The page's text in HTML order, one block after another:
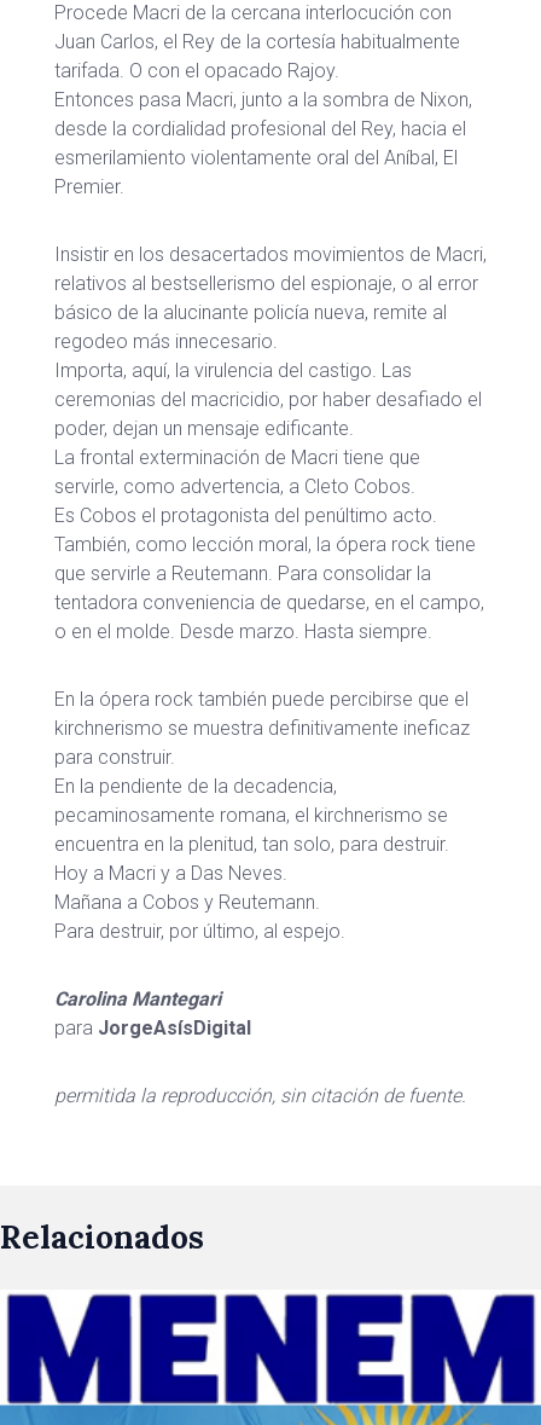
Procede Macri de la cercana interlocución con
Juan Carlos, el Rey de la cortesía habitualmente
tarifada. O con el opacado Rajoy.
Entonces pasa Macri, junto a la sombra de Nixon,
desde la cordialidad profesional del Rey, hacia el
esmerilamiento violentamente oral del Aníbal, El
Premier.
Insistir en los desacertados movimientos de Macri,
relativos al bestsellerismo del espionaje, o al error
básico de la alucinante policía nueva, remite al
regodeo más innecesario.
Importa, aquí, la virulencia del castigo. Las
ceremonias del macricidio, por haber desafiado el
poder, dejan un mensaje edificante.
La frontal exterminación de Macri tiene que
servirle, como advertencia, a Cleto Cobos.
Es Cobos el protagonista del penúltimo acto.
También, como lección moral, la ópera rock tiene
que servirle a Reutemann. Para consolidar la
tentadora conveniencia de quedarse, en el campo,
o en el molde. Desde marzo. Hasta siempre.
En la ópera rock también puede percibirse que el
kirchnerismo se muestra definitivamente ineficaz
para construir.
En la pendiente de la decadencia,
pecaminosamente romana, el kirchnerismo se
encuentra en la plenitud, tan solo, para destruir.
Hoy a Macri y a Das Neves.
Mañana a Cobos y Reutemann.
Para destruir, por último, al espejo.
Carolina Mantegari
para JorgeAsísDigital
permitida la reproducción, sin citación de fuente.
Relacionados